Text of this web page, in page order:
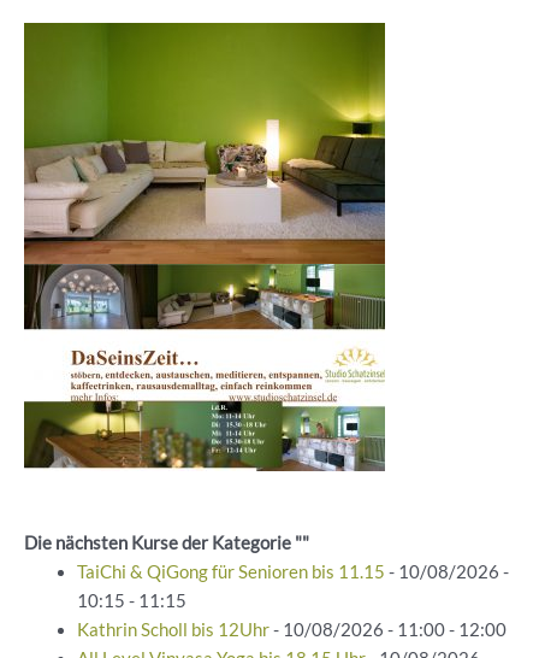
Die nächsten Kurse der Kategorie ""
TaiChi & QiGong für Senioren bis 11.15 - 10/08/2026 -
10:15 - 11:15
Kathrin Scholl bis 12Uhr- 10/08/2026 - 11:00 - 12:00